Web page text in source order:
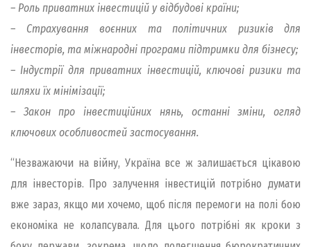
– Роль приватних інвестицій у відбудові країни;
– Страхування воєнних та політичних ризиків для
інвесторів, та міжнародні програми підтримки для бізнесу;
– Індустрії для приватних інвестицій, ключові ризики та
шляхи їх мінімізації;
– Закон про інвестиційних нянь, останні зміни, огляд
ключових особливостей застосування.
“Незважаючи на війну, Україна все ж залишається цікавою
для інвесторів. Про залучення інвестицій потрібно думати
вже зараз, якщо ми хочемо, щоб після перемоги на полі бою
економіка не колапсувала. Для цього потрібні як кроки з